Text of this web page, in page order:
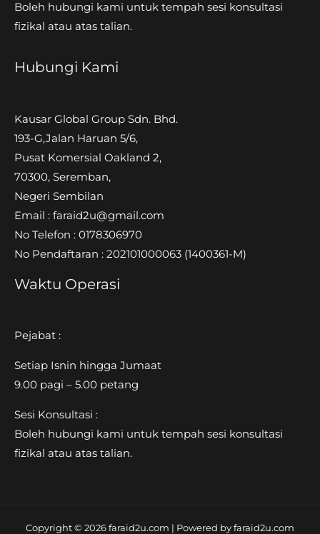
Boleh hubungi kami untuk tempah sesi konsultasi
fizikal atau atas talian.
Hubungi Kami
Kausar Global Group Sdn. Bhd.
193-G,Jalan Haruan 5/6,
Pusat Komersial Oakland 2,
70300, Seremban,
Negeri Sembilan
Email : faraid2u@gmail.com
No Telefon : 0178306970
No Pendaftaran : 202101000063 (1400361-M)
Waktu Operasi
Pejabat :
Setiap Isnin hingga Jumaat
9.00 pagi – 5.00 petang
Sesi Konsultasi :
Boleh hubungi kami untuk tempah sesi konsultasi
fizikal atau atas talian.
Copyright © 2026 faraid2u.com | Powered by faraid2u.com